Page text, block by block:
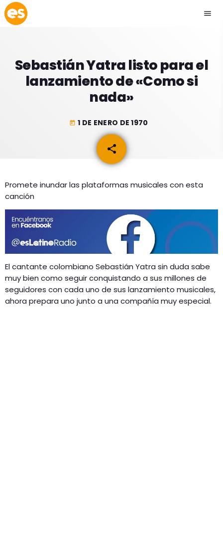
menu
play_arrow EMISIÓN LA PAZ
EMISIÓN COCHABAMBA
ACTUALIDAD
GEEKERS
MÚSICA
PROGRAMACIÓN
INICIO
RADIO SPLENDID
CONTACTO
Sebastián Yatra listo para el
lanzamiento de «Como si
nada»
today 1 DE ENERO DE 1970
share
email
Promete inundar las plataformas musicales con esta
canción
El cantante colombiano Sebastián Yatra sin duda sabe
muy bien como seguir conquistando a sus millones de
seguidores con cada uno de sus lanzamiento musicales,
ahora prepara uno junto a una compañía muy especial.